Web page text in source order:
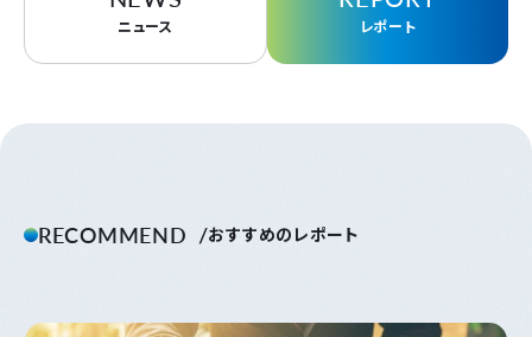
ニュース レポート
RECOMMEND おすすめのレポート